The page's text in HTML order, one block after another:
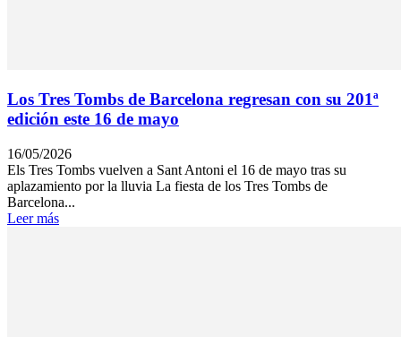
Los Tres Tombs de Barcelona regresan con su 201ª
edición este 16 de mayo
16/05/2026
Els Tres Tombs vuelven a Sant Antoni el 16 de mayo tras su
aplazamiento por la lluvia La fiesta de los Tres Tombs de
Barcelona...
Leer más